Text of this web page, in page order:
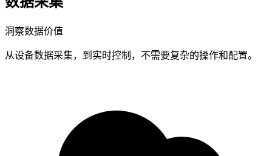
洞察数据价值
从设备数据采集，到实时控制，不需要复杂的操作和配置。